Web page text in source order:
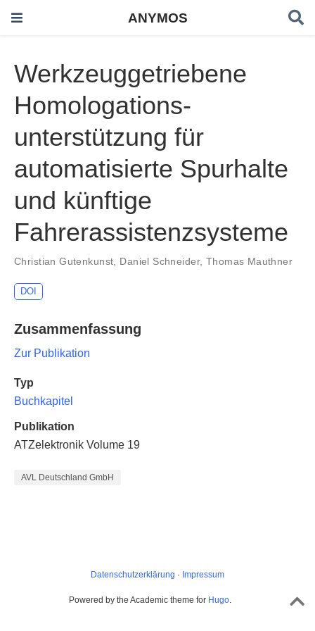
ANYMOS
Werkzeuggetriebene
Homologations-
unterstützung für
automatisierte Spurhalte
und künftige
Fahrerassistenzsysteme
Christian Gutenkunst, Daniel Schneider, Thomas Mauthner
DOI
Zusammenfassung
Zur Publikation
Typ
Buchkapitel
Publikation
ATZelektronik Volume 19
AVL Deutschland GmbH
Datenschutzerklärung · Impressum
Powered by the Academic theme for Hugo